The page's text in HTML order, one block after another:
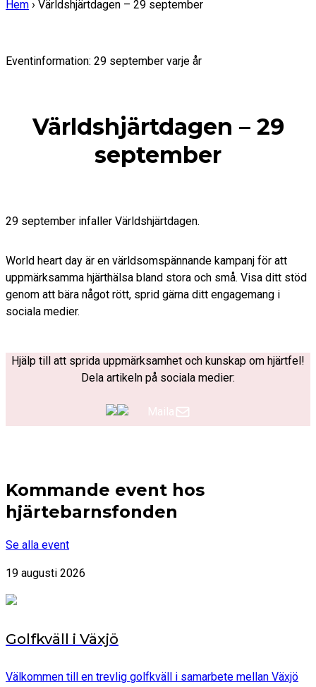
Hem › Världshjärtdagen – 29 september
Eventinformation: 29 september varje år
Världshjärtdagen – 29
september
29 september infaller Världshjärtdagen.
World heart day är en världsomspännande kampanj för att
uppmärksamma hjärthälsa bland stora och små. Visa ditt stöd
genom att bära något rött, sprid gärna ditt engagemang i
sociala medier.
Hjälp till att sprida uppmärksamhet och kunskap om hjärtfel!
Dela artikeln på sociala medier:
Maila
Kommande event hos
hjärtebarnsfonden
Se alla event
19 augusti 2026
Golfkväll i Växjö
Välkommen till en trevlig golfkväll i samarbete mellan Växjö